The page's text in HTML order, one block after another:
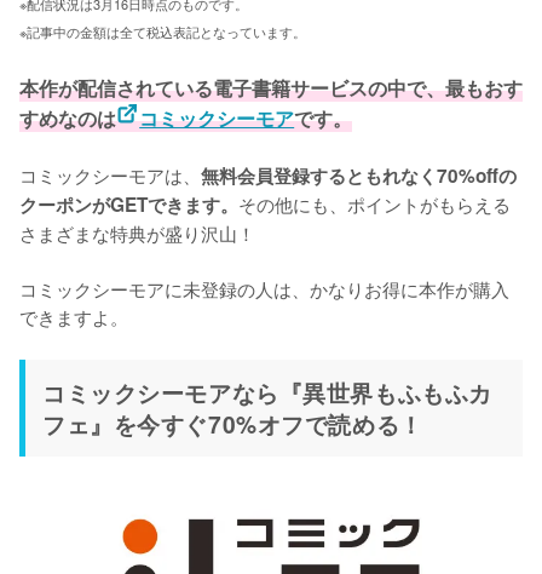
※記事中の金額は全て税込表記となっています。
本作が配信されている電子書籍サービスの中で、最もおす
すめなのは
コミックシーモアです。
コミックシーモアは、 無料会員登録するともれなく70%offの
クーポンがGETできます。 その他にも、ポイントがもらえる
さまざまな特典が盛り沢山！
コミックシーモアに未登録の人は、かなりお得に本作が購入
できますよ。
コミックシーモアなら『異世界もふもふカ
フェ』を今すぐ70%オフで読める！